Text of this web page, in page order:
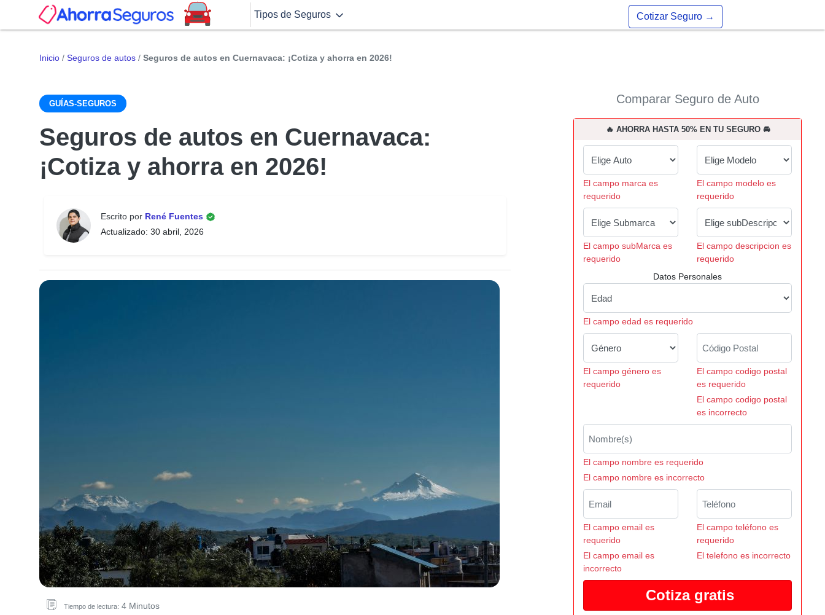
Tipos de Seguros Cotizar Seguro →
Inicio / Seguros de autos / Seguros de autos en Cuernavaca: ¡Cotiza y ahorra en 2026!
GUÍAS-SEGUROS
Seguros de autos en Cuernavaca:
¡Cotiza y ahorra en 2026!
Escrito por René Fuentes
Actualizado: 30 abril, 2026
Tiempo de lectura: 4 Minutos
Comparar Seguro de Auto
🔥 AHORRA HASTA 50% EN TU SEGURO 🚘
El campo marca es
requerido
El campo modelo es
requerido
El campo subMarca es
requerido
El campo descripcion es
requerido
Datos Personales
El campo edad es requerido
El campo género es
requerido
El campo codigo postal
es requerido
El campo codigo postal
es incorrecto
El campo nombre es requerido
El campo nombre es incorrecto
El campo email es
requerido
El campo email es
incorrecto
El campo teléfono es
requerido
El telefono es incorrecto